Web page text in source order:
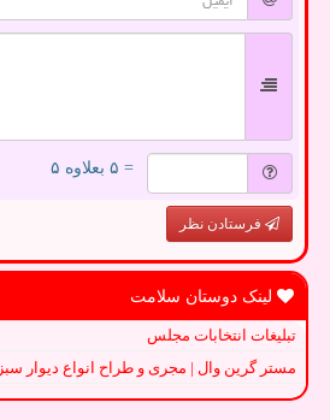
= ۵ بعلاوه ۵
فرستادن نظر
لینک دوستان سلامت
تبلیغات انتخابات مجلس
مستر گرین وال | مجری و طراح انواع دیوار سبز